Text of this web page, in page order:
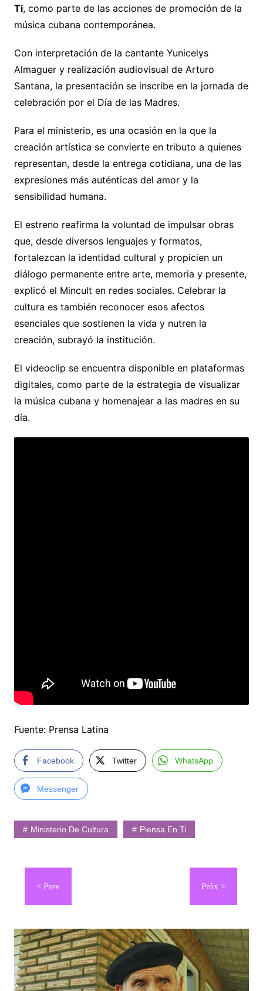
Ti, como parte de las acciones de promoción de la
música cubana contemporánea.
Con interpretación de la cantante Yunicelys
Almaguer y realización audiovisual de Arturo
Santana, la presentación se inscribe en la jornada de
celebración por el Día de las Madres.
Para el ministerio, es una ocasión en la que la
creación artística se convierte en tributo a quienes
representan, desde la entrega cotidiana, una de las
expresiones más auténticas del amor y la
sensibilidad humana.
El estreno reafirma la voluntad de impulsar obras
que, desde diversos lenguajes y formatos,
fortalezcan la identidad cultural y propicien un
diálogo permanente entre arte, memoria y presente,
explicó el Mincult en redes sociales. Celebrar la
cultura es también reconocer esos afectos
esenciales que sostienen la vida y nutren la
creación, subrayó la institución.
El videoclip se encuentra disponible en plataformas
digitales, como parte de la estrategia de visualizar
la música cubana y homenajear a las madres en su
día.
Fuente: Prensa Latina
Facebook Twitter WhatsApp
Messenger
Ministerio De Cultura Piensa En Ti
Navegación
entradas